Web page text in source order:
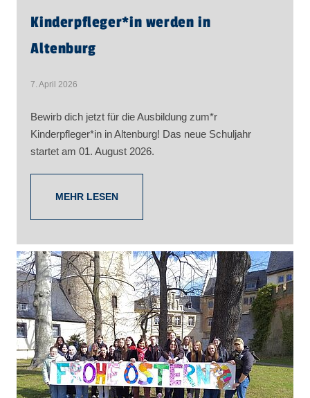
Kinderpfleger​*in werden in
Altenburg
7. April 2026
Bewirb dich jetzt für die Ausbildung zum*r
Kinderpfleger*in in Altenburg! Das neue Schuljahr
startet am 01. August 2026.
MEHR LESEN